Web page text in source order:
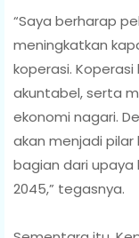
“Saya berharap
meningkatkan
koperasi.
akuntabel, serta
ekonomi nagari.
akan menjadi
bagian dari upaya
2045,” tegasnya.